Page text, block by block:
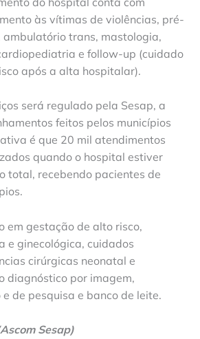
às vítimas de violências, pré-
trans, mastologia,
e follow-up (cuidado
após a alta hospitalar).
será regulado pela Sesap, a
feitos pelos municípios
é que 20 mil atendimentos
quando o hospital estiver
total, recebendo pacientes de
em gestação de alto risco,
e ginecológica, cuidados
cirúrgicas neonatal e
diagnóstico por imagem,
de pesquisa e banco de leite.
Sesap)